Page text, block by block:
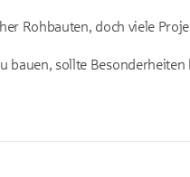
Rohbauten, doch viele
bauen, sollte